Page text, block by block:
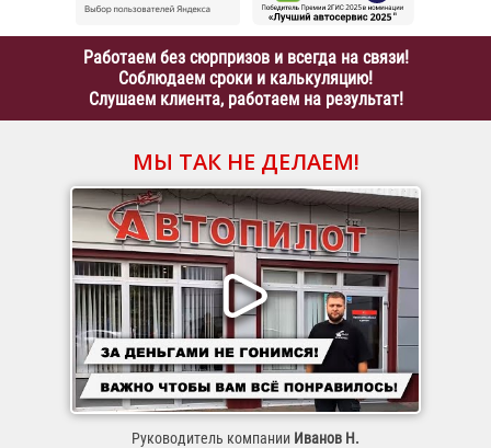
Работаем без сюрпризов и всегда на связи!
Соблюдаем сроки и калькуляцию!
Слушаем клиента, работаем на результат!
МЫ ТАК НЕ ДЕЛАЕМ!
Руководитель компании Иванов Н.